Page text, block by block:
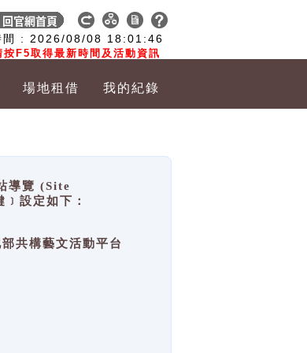
間 : 2026/08/08 18:01:46
F5取得最新時間及活動資訊
場地租借 我的紀錄
導覽 (Site
設定如下：
共構藝文活動平台